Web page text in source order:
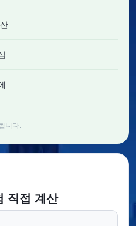
니다.
직접 계산